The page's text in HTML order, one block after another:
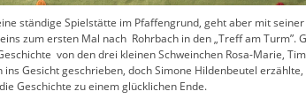
ständige Spielstätte im Pfaffengrund, geht aber mit
zum ersten Mal nach Rohrbach in den „Treff am
von den drei kleinen Schweinchen Rosa-Marie,
Gesicht geschrieben, doch Simone Hildenbeutel
Geschichte zu einem glücklichen Ende.